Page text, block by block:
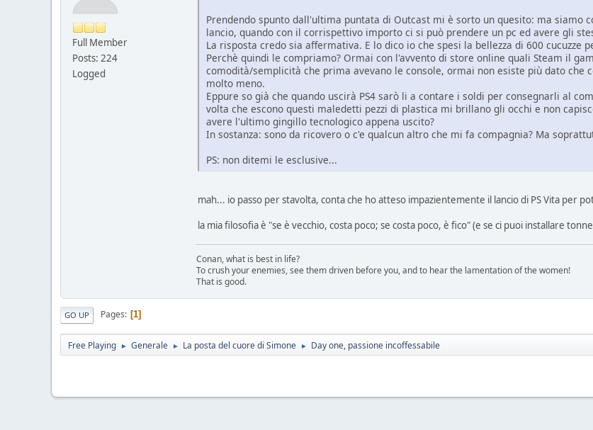
Full Member
Posts: 224
Logged
Prendendo spunto dall'ultima puntata di Outcast mi è sorto un quesito: ma siamo
lancio, quando con il corrispettivo importo ci si può prendere un pc ed avere gli
La risposta credo sia affermativa. E lo dico io che spesi la bellezza di 600 cucuzze
Perchè quindi le compriamo? Ormai con l'avvento di store online quali Steam il
comodità/semplicità che prima avevano le console, ormai non esiste più dato che
molto meno.
Eppure so già che quando uscirà PS4 sarò li a contare i soldi per consegnarli al
volta che escono questi maledetti pezzi di plastica mi brillano gli occhi e non
avere l'ultimo gingillo tecnologico appena uscito?
In sostanza: sono da ricovero o c'e qualcun altro che mi fa compagnia? Ma
PS: non ditemi le esclusive...
mah... io passo per stavolta, conta che ho atteso impazientemente il lancio di PS Vita per
la mia filosofia è "se è vecchio, costa poco; se costa poco, è fico" (e se ci puoi installare
Conan, what is best in life?
To crush your enemies, see them driven before you, and to hear the lamentation of the women!
That is good.
GO UP Pages 1
Free Playing ► Generale ► La posta del cuore di Simone ► Day one, passione incoffessabile